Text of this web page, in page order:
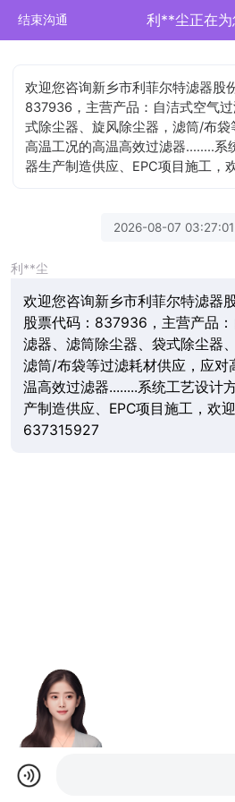
结束沟通 利**尘正在为
欢迎您咨询新乡市利菲尔特滤器股
837936，主营产品：自洁式空气
式除尘器、旋风除尘器，滤筒/布
高温工况的高温高效过滤器........系
器生产制造供应、EPC项目施工，
2026-08-07
利**尘
欢迎您咨询新乡市利菲尔特滤器
股票代码：837936，主营产品
滤器、滤筒除尘器、袋式除尘器
滤筒/布袋等过滤耗材供应，应对
温高效过滤器........系统工艺设计
产制造供应、EPC项目施工，欢
637315927